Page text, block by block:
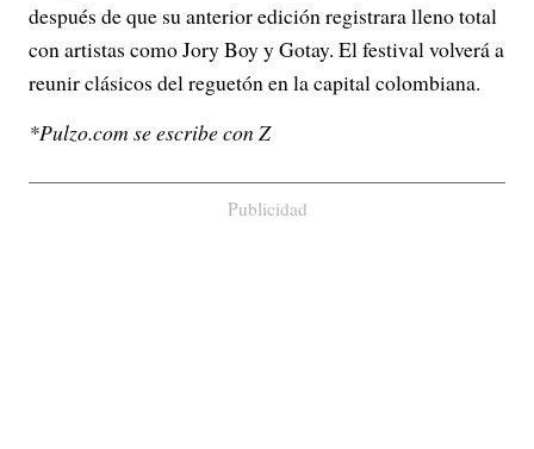
después de que su anterior edición registrara lleno total
con artistas como Jory Boy y Gotay. El festival volverá a
reunir clásicos del reguetón en la capital colombiana.
*Pulzo.com se escribe con Z
Publicidad